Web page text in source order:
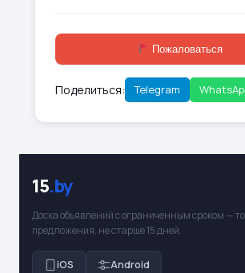
Пожаловаться
Поделиться: Telegram
15.by
Доска объявлений с ограниченным сроком —
предложения, не старше 15 дней.
iOS Android